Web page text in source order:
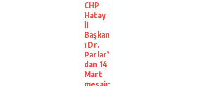
CHP
Hatay
İl
Başkan
ı Dr.
Parlar’
dan 14
Mart
mesajı: